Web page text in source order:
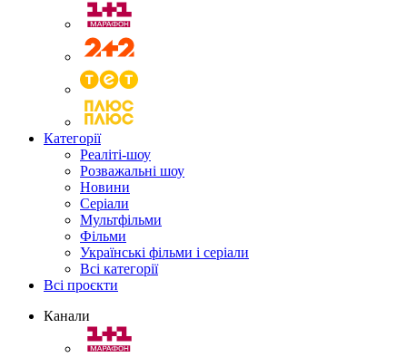
Категорії
Реаліті-шоу
Розважальні шоу
Новини
Серіали
Мультфільми
Фільми
Українські фільми і серіали
Всі категорії
Всі проєкти
Канали